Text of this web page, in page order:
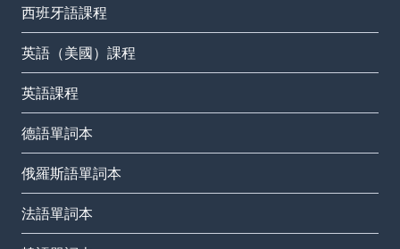
西班牙語課程
英語（美國）課程
英語課程
德語單詞本
俄羅斯語單詞本
法語單詞本